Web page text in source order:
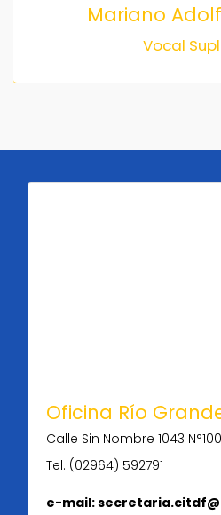
Mariano
Vocal
Oficina Río
Calle Sin Nombre 1043
Tel. (02964) 592791
e-mail: